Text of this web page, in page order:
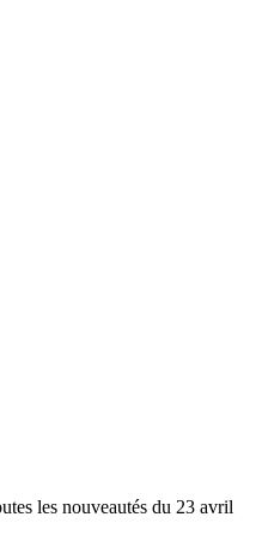
les nouveautés du 23 avril